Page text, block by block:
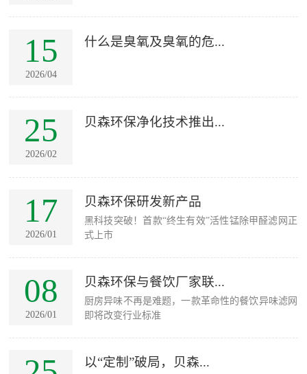
15
2026/04
什么是臭氧及臭氧的危...
25
2026/02
贝森环保净化技术推出...
17
2026/01
贝森环保研发新产品
黑科技突破！首款“终生有效”活性锰除甲醛滤网正
式上市
08
2026/01
贝森环保与餐饮厂家联...
厨房异味不再是难题，一款革命性的餐饮异味滤网
即将改变行业标准
以“定制”破局，贝森...